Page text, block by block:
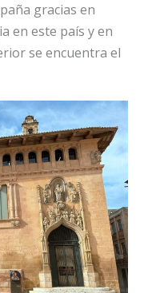
gracias en
en este país y en
se encuentra el